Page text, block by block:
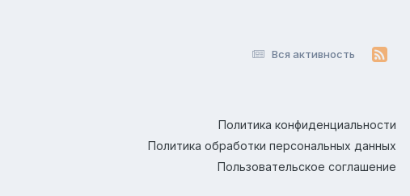
Вся активность
Политика конфиденциальности
Политика обработки персональных данных
Пользовательское соглашение